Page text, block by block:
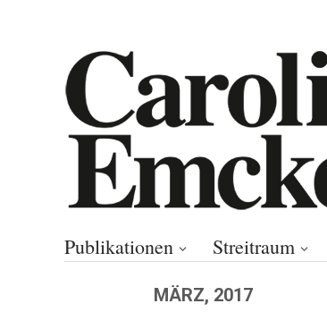
Publikationen Streitraum
MÄRZ, 2017